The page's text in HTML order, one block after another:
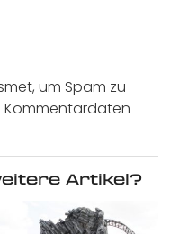
um Spam zu
Kommentardaten
Artikel?